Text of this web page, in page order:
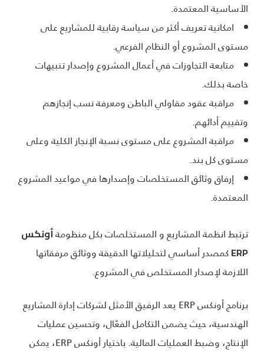
الأساسية المعتمدة.
امكانية تعريف أكثر من سياسة رقابية للمشاريع على
مستوى المشروع أو النظام الفرعي.
متابعة التجاوزات في أعمال المشروع وإصدار تنبيهات
خاصة بذلك.
مراقبة عقود مقاولي الباطن ومعرفة نسب إنجازهم
وتقييم أدائهم.
مراقبة المشروع على مستوى نسبة الإنجاز الكلية وعلى
مستوى كل بند.
إرفاق وثائق المستخلصات وإصدارها في مواعيد المشروع
المعتمدة.
ترتبط انظمة المشاريع و المستخلصات بكل منظومةأونكس
ERPكمصدر أساسي لتحليلاتها الدقيقة ووثائق مرفقاتها
اللازمة لإصدار المستخلص في المشروع.
برنامج أونكس ERP يعد الرفيق الأمثل لشركات إدارة المشاريع
الهندسية، حيث يضمن التكامل الفعّال، وتحسين عمليات
الإنتاج، وضبط العمليات المالية. باختيار أونكس ERP، يمكن